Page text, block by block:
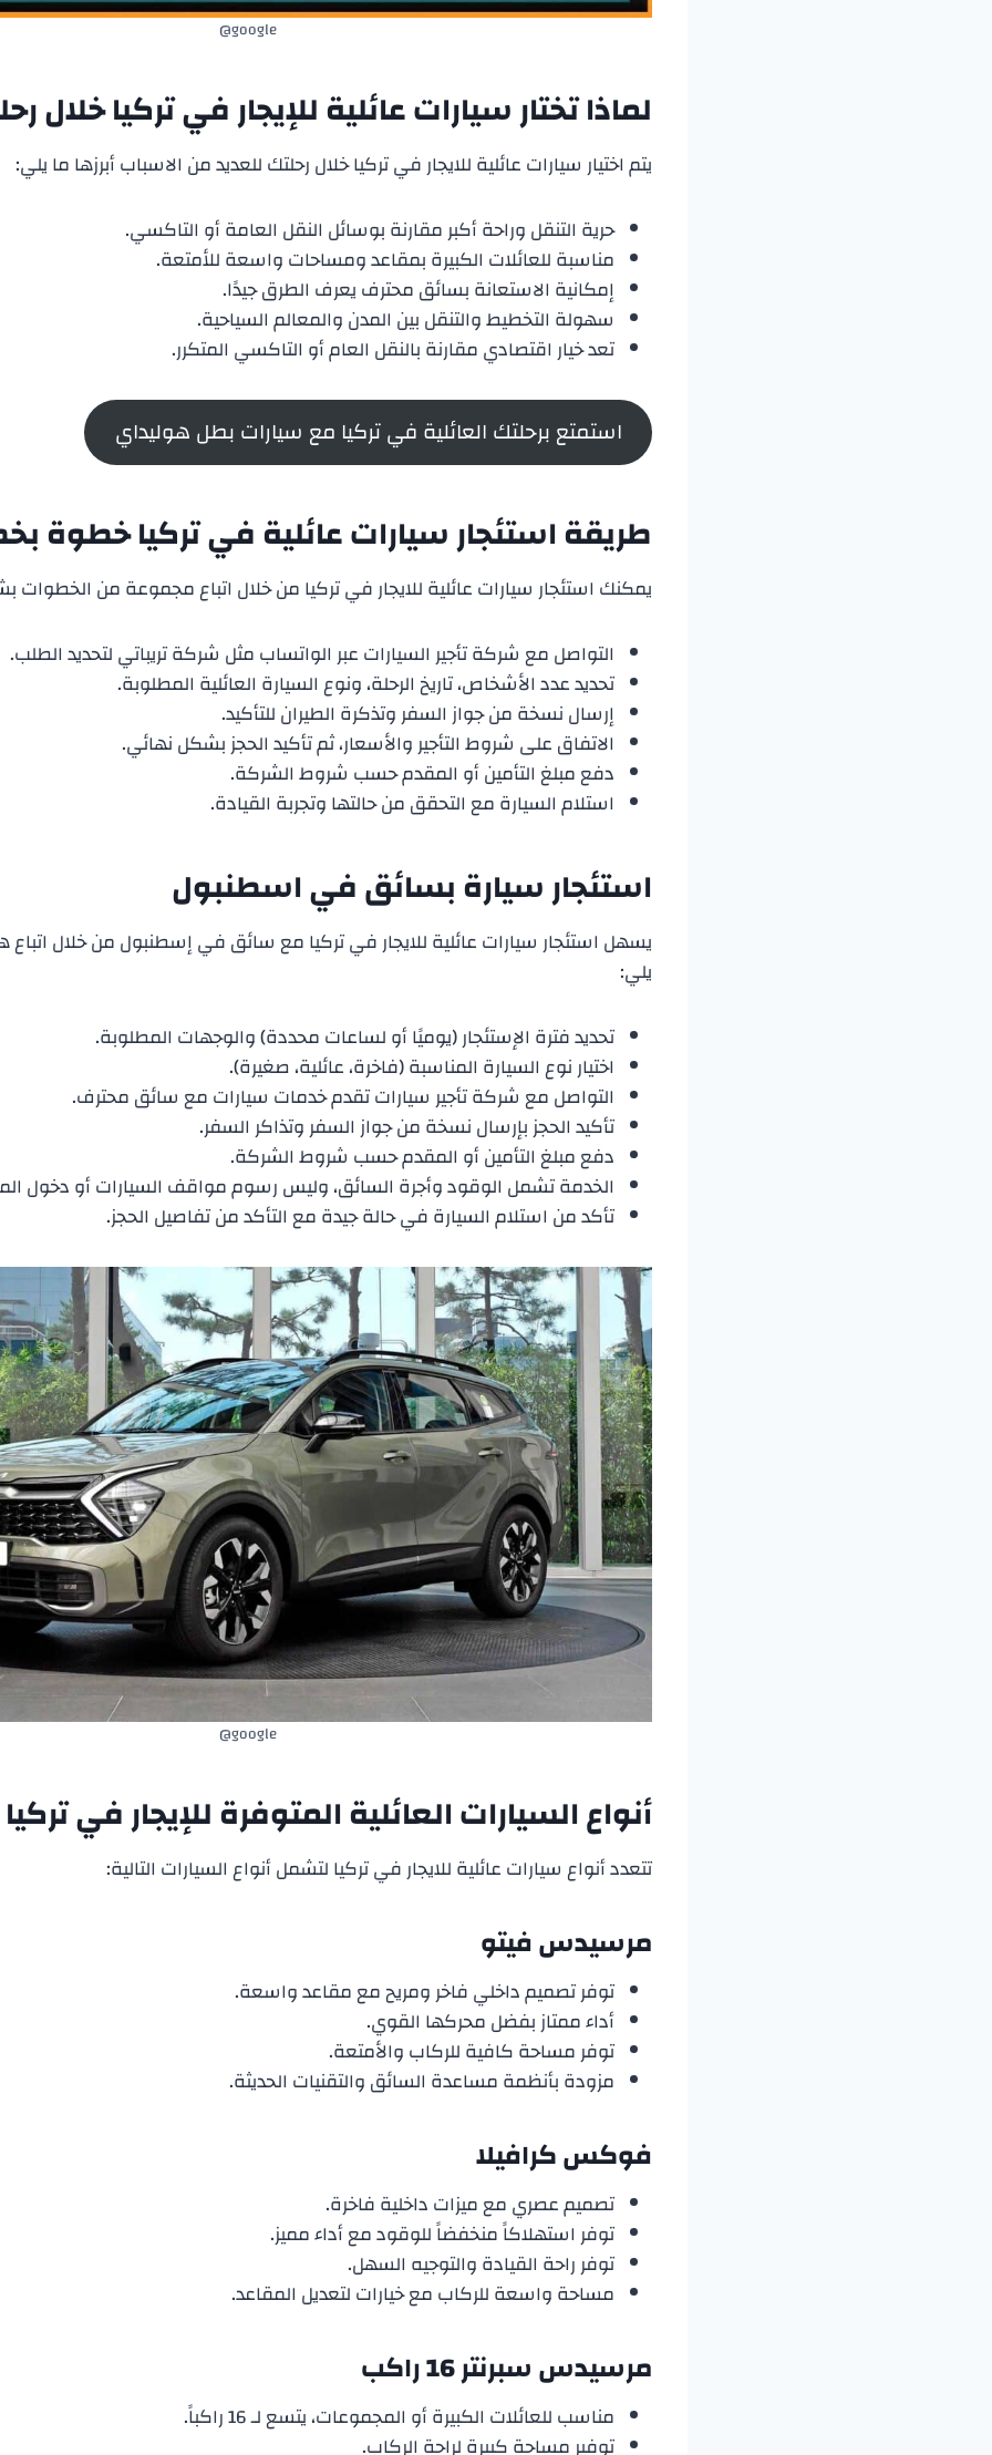
google@
لماذا تختار سيارات عائلية للإيجار في تركيا خلال
يتم اختيار سيارات عائلية للايجار في تركيا خلال رحلتك للعديد من الاسباب أبرزها ما يلي:
حرية التنقل وراحة أكبر مقارنة بوسائل النقل العامة أو التاكسي.
مناسبة للعائلات الكبيرة بمقاعد ومساحات واسعة للأمتعة.
إمكانية الاستعانة بسائق محترف يعرف الطرق جيدًا.
سهولة التخطيط والتنقل بين المدن والمعالم السياحية.
تعد خيار اقتصادي مقارنة بالنقل العام أو التاكسي المتكرر.
استمتع برحلتك العائلية في تركيا مع سيارات بطل هوليداي
طريقة استئجار سيارات عائلية في تركيا خطوة
يمكنك استئجار سيارات عائلية للايجار في تركيا من خلال اتباع مجموعة من
التواصل مع شركة تأجير السيارات عبر الواتساب مثل شركة تريباتي لتحديد الطلب.
تحديد عدد الأشخاص، تاريخ الرحلة، ونوع السيارة العائلية المطلوبة.
إرسال نسخة من جواز السفر وتذكرة الطيران للتأكيد.
الاتفاق على شروط التأجير والأسعار، ثم تأكيد الحجز بشكل نهائي.
دفع مبلغ التأمين أو المقدم حسب شروط الشركة.
استلام السيارة مع التحقق من حالتها وتجربة القيادة.
استئجار سيارة بسائق في اسطنبول
يسهل استئجار سيارات عائلية للايجار في تركيا مع سائق في إسطنبول من خلال
يلي:
تحديد فترة الإستئجار (يوميًا أو لساعات محددة) والوجهات المطلوبة.
اختيار نوع السيارة المناسبة (فاخرة، عائلية، صغيرة).
التواصل مع شركة تأجير سيارات تقدم خدمات سيارات مع سائق محترف.
تأكيد الحجز بإرسال نسخة من جواز السفر وتذاكر السفر.
دفع مبلغ التأمين أو المقدم حسب شروط الشركة.
الخدمة تشمل الوقود وأجرة السائق، وليس رسوم مواقف السيارات أو دخول
تأكد من استلام السيارة في حالة جيدة مع التأكد من تفاصيل الحجز.
google@
أنواع السيارات العائلية المتوفرة للإيجار في تركيا
تتعدد أنواع سيارات عائلية للايجار في تركيا لتشمل أنواع السيارات التالية:
مرسيدس فيتو
توفر تصميم داخلي فاخر ومريح مع مقاعد واسعة.
أداء ممتاز بفضل محركها القوي.
توفر مساحة كافية للركاب والأمتعة.
مزودة بأنظمة مساعدة السائق والتقنيات الحديثة.
فوكس كرافيلا
تصميم عصري مع ميزات داخلية فاخرة.
توفر استهلاكاً منخفضاً للوقود مع أداء مميز.
توفر راحة القيادة والتوجيه السهل.
مساحة واسعة للركاب مع خيارات لتعديل المقاعد.
مرسيدس سبرنتر 16 راكب
مناسب للعائلات الكبيرة أو المجموعات، يتسع لـ 16 راكباً.
توفير مساحة كبيرة لراحة الركاب.